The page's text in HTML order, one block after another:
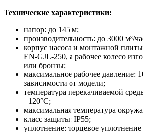
Технические характеристики:
напор: до 145 м;
производительность: до 3000 м³/
корпус насоса и монтажной плиты
EN-GJL-250, а рабочее колесо
или бронзы;
максимальное рабочее давление:
зависимости от модели;
температура перекачиваемой
+120°С;
максимальная температура
класс защиты: IP55;
уплотнение: торцевое